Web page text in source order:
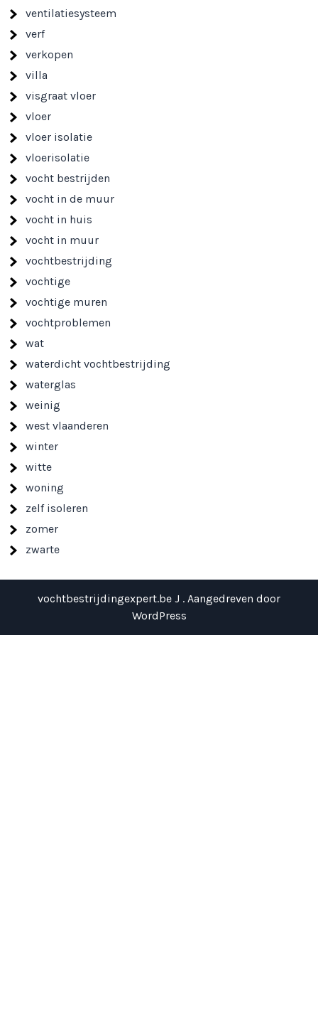
ventilatiesysteem
verf
verkopen
villa
visgraat vloer
vloer
vloer isolatie
vloerisolatie
vocht bestrijden
vocht in de muur
vocht in huis
vocht in muur
vochtbestrijding
vochtige
vochtige muren
vochtproblemen
wat
waterdicht vochtbestrijding
waterglas
weinig
west vlaanderen
winter
witte
woning
zelf isoleren
zomer
zwarte
vochtbestrijdingexpert.be J . Aangedreven door
WordPress